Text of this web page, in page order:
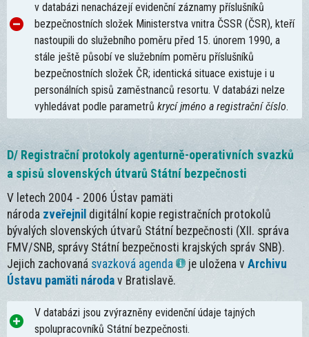
v databázi nenacházejí evidenční záznamy příslušníků
bezpečnostních složek Ministerstva vnitra ČSSR (ČSR), kteří
nastoupili do služebního poměru před 15. únorem 1990, a
stále ještě působí ve služebním poměru příslušníků
bezpečnostních složek ČR; identická situace existuje i u
personálních spisů zaměstnanců resortu. V databázi nelze
vyhledávat podle parametrů krycí jméno a registrační číslo.
D/ Registrační protokoly agenturně-operativních svazků
a spisů slovenských útvarů Státní bezpečnosti
V letech 2004 - 2006 Ústav pamäti
národa zveřejnil digitální kopie registračních protokolů
bývalých slovenských útvarů Státní bezpečnosti (XII. správa
FMV/SNB, správy Státní bezpečnosti krajských správ SNB).
Jejich zachovaná svazková agenda je uložena v Archivu
Ústavu pamäti národa v Bratislavě.
V databázi jsou zvýrazněny evidenční údaje tajných
spolupracovníků Státní bezpečnosti.